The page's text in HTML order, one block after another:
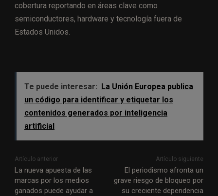
cobertura reportando en áreas clave como
semiconductores, hardware y tecnología fuera de
Estados Unidos.
Te puede interesar: La Unión Europea publica
un código para identificar y etiquetar los
contenidos generados por inteligencia
artificial
Artículo anterior
La nueva apuesta de las
marcas por los medios
ganados puede ayudar a
Artículo siguiente
El periodismo afronta un
grave riesgo de bloqueo por
su creciente dependencia